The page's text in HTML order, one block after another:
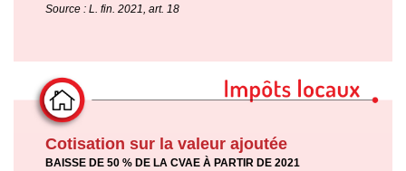
Source : L. fin. 2021, art. 18
Cotisation sur la valeur ajoutée
BAISSE DE 50 % DE LA CVAE À PARTIR DE 2021